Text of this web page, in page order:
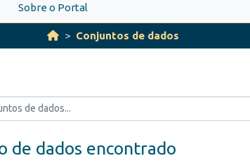
Sobre o Portal
Conjuntos de dados
de dados encontrado